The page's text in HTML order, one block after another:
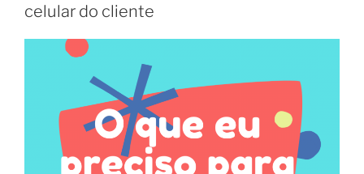
celular do cliente